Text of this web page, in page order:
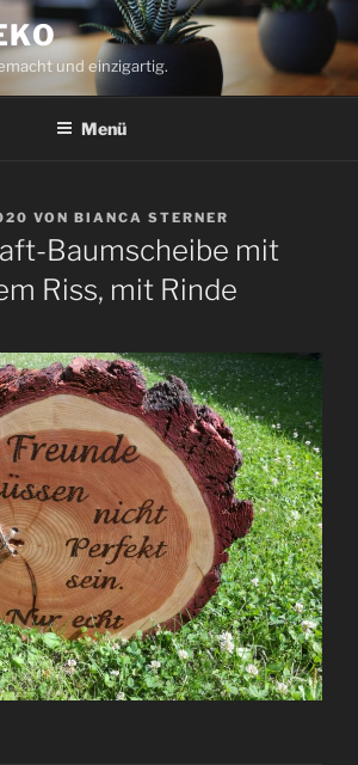
und einzigartig.
Menü
VON BIANCA STERNER
Baumscheibe mit
Riss, mit Rinde